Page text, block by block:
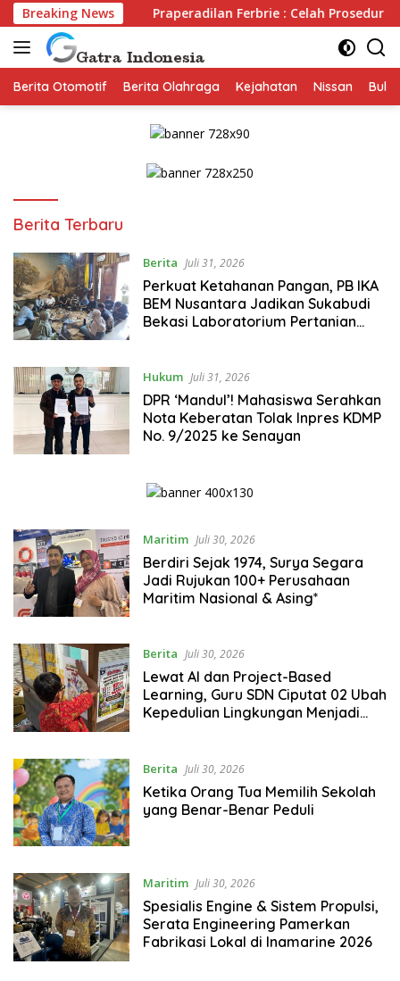
Langsung
ke
konten
Breaking NewsPraperadilan Ferbrie : Celah Prosedur Tak Bisa
Berita Otomotif Berita Olahraga Kejahatan Nissan
Gatra
Berita Terbaru
Berita Juli 31, 2026
Perkuat Ketahanan Pangan, PB IKA
BEM Nusantara Jadikan Sukabudi
Bekasi Laboratorium Pertanian
Hukum Juli 31, 2026
DPR ‘Mandul’! Mahasiswa Serahkan
Nota Keberatan Tolak Inpres KDMP
No. 9/2025 ke Senayan
Maritim Juli 30, 2026
Berdiri Sejak 1974, Surya Segara
Jadi Rujukan 100+ Perusahaan
Maritim Nasional & Asing*
Berita Juli 30, 2026
Lewat AI dan Project-Based
Learning, Guru SDN Ciputat 02 Ubah
Kepedulian Lingkungan Menjadi
Berita Juli 30, 2026
Ketika Orang Tua Memilih Sekolah
yang Benar-Benar Peduli
Maritim Juli 30, 2026
Spesialis Engine & Sistem Propulsi,
Serata Engineering Pamerkan
Fabrikasi Lokal di Inamarine 2026